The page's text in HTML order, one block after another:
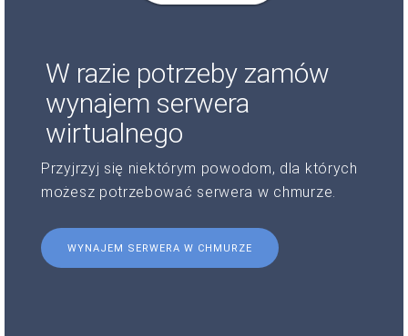
W razie potrzeby zamów
wynajem serwera
wirtualnego
Przyjrzyj się niektórym powodom, dla których
możesz potrzebować serwera w chmurze.
WYNAJEM SERWERA W CHMURZE